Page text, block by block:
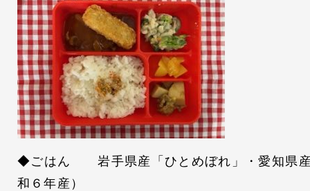
◆ごはん 岩手県産「ひとめぼれ」・愛知県産
和６年産）